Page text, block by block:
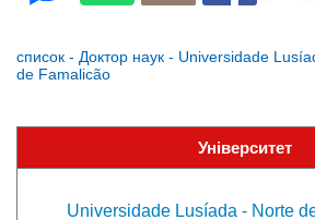
список - Доктор наук - Universidade
de Famalicão
Університет
Universidade Lusíada - Norte